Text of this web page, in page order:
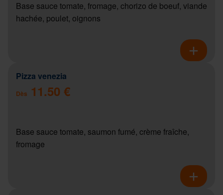
Base sauce tomate, fromage, chorizo de boeuf, viande
hachée, poulet, oignons
Pizza venezia
Dès 11.50 €
Base sauce tomate, saumon fumé, crème fraîche,
fromage